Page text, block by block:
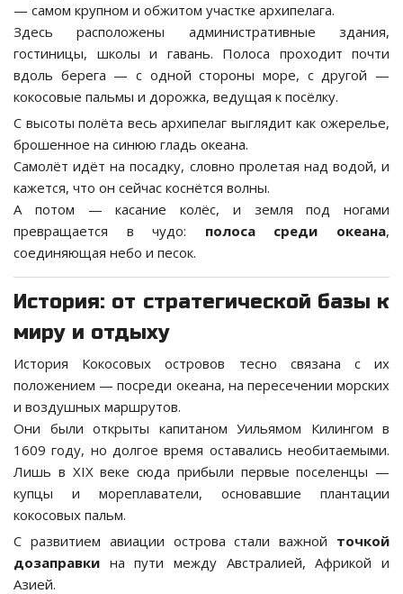
— самом крупном и обжитом участке архипелага.
Здесь расположены административные здания,
гостиницы, школы и гавань. Полоса проходит почти
вдоль берега — с одной стороны море, с другой —
кокосовые пальмы и дорожка, ведущая к посёлку.
С высоты полёта весь архипелаг выглядит как ожерелье,
брошенное на синюю гладь океана.
Самолёт идёт на посадку, словно пролетая над водой, и
кажется, что он сейчас коснётся волны.
А потом — касание колёс, и земля под ногами
превращается в чудо: полоса среди океана,
соединяющая небо и песок.
История: от стратегической базы к
миру и отдыху
История Кокосовых островов тесно связана с их
положением — посреди океана, на пересечении морских
и воздушных маршрутов.
Они были открыты капитаном Уильямом Килингом в
1609 году, но долгое время оставались необитаемыми.
Лишь в XIX веке сюда прибыли первые поселенцы —
купцы и мореплаватели, основавшие плантации
кокосовых пальм.
С развитием авиации острова стали важной точкой
дозаправки на пути между Австралией, Африкой и
Азией.